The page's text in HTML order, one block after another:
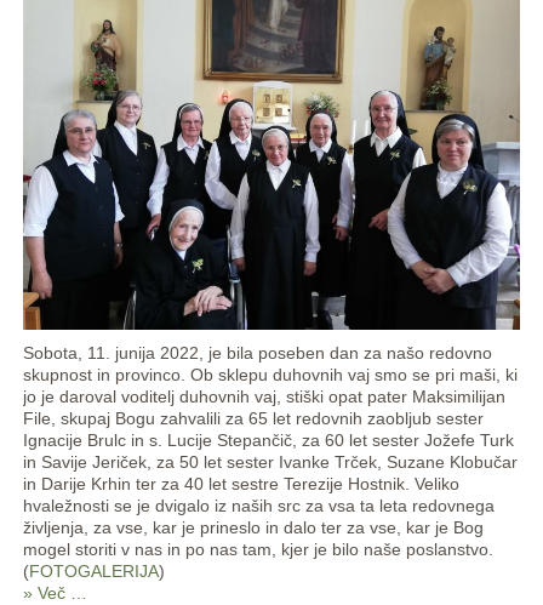
Sobota, 11. junija 2022, je bila poseben dan za našo redovno
skupnost in provinco. Ob sklepu duhovnih vaj smo se pri maši, ki
jo je daroval voditelj duhovnih vaj, stiški opat pater Maksimilijan
File, skupaj Bogu zahvalili za 65 let redovnih zaobljub sester
Ignacije Brulc in s. Lucije Stepančič, za 60 let sester Jožefe Turk
in Savije Jeriček, za 50 let sester Ivanke Trček, Suzane Klobučar
in Darije Krhin ter za 40 let sestre Terezije Hostnik. Veliko
hvaležnosti se je dvigalo iz naših src za vsa ta leta redovnega
življenja, za vse, kar je prineslo in dalo ter za vse, kar je Bog
mogel storiti v nas in po nas tam, kjer je bilo naše poslanstvo.
(FOTOGALERIJA)
» Več …